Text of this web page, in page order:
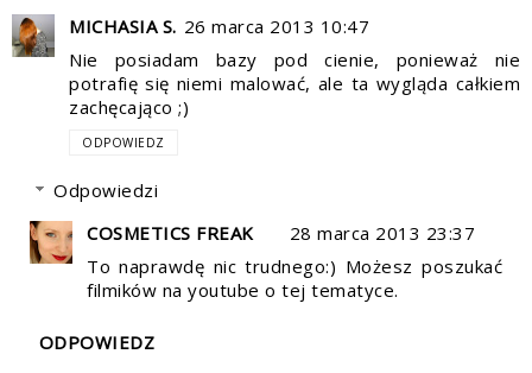
MICHASIA S. 26 marca 2013 10:47
Nie posiadam bazy pod cienie, ponieważ nie
potrafię się niemi malować, ale ta wygląda całkiem
zachęcająco ;)
ODPOWIEDZ
Odpowiedzi
COSMETICS FREAK
28 marca 2013 23:37
To naprawdę nic trudnego:) Możesz poszukać
filmików na youtube o tej tematyce.
ODPOWIEDZ